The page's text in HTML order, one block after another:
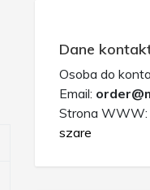
Dane
Osoba do
Email:
Strona WWW:
szare